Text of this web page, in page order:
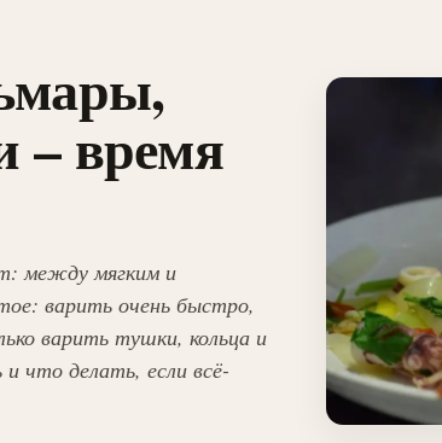
– время
между мягким и
варить очень быстро,
варить тушки, кольца и
что делать, если всё-